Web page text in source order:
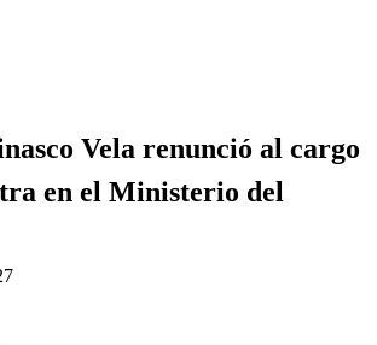
Vela renunció al cargo
en el Ministerio del